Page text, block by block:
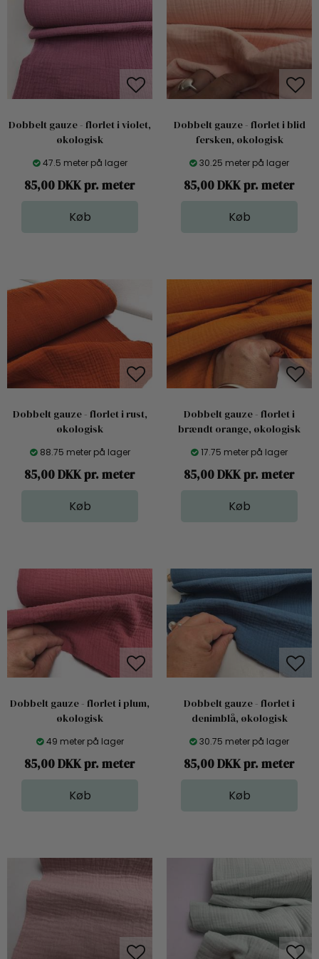
Dobbelt gauze - florlet i violet,
økologisk
47.5 meter på lager
85,00 DKK pr. meter
Dobbelt gauze - florlet i blid
fersken, økologisk
30.25 meter på lager
85,00 DKK pr. meter
Dobbelt gauze - florlet i rust,
økologisk
88.75 meter på lager
85,00 DKK pr. meter
Dobbelt gauze - florlet i
brændt orange, økologisk
17.75 meter på lager
85,00 DKK pr. meter
Dobbelt gauze - florlet i plum,
økologisk
49 meter på lager
85,00 DKK pr. meter
Dobbelt gauze - florlet i
denimblå, økologisk
30.75 meter på lager
85,00 DKK pr. meter